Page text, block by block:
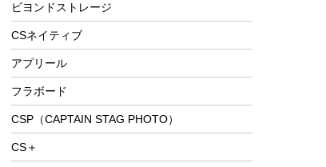
ツール&アクセサリー
トレッキング
トレッキングステッキ
トレッキングアクセサリー
プレイグッズ
ウェルネス
ビヨンドストレージ
CSネイティブ
アプリール
フラボード
CSP（CAPTAIN STAG PHOTO）
CS＋